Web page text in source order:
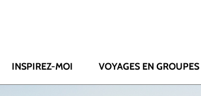
INSPIREZ-MOI VOYAGES EN GROUPES